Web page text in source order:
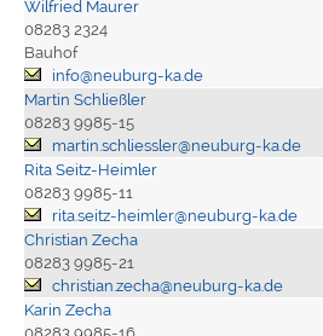
Wilfried Maurer
08283 2324
Bauhof
info@neuburg-ka.de
Martin Schließler
08283 9985-15
martin.schliessler@neuburg-ka.de
Rita Seitz-Heimler
08283 9985-11
rita.seitz-heimler@neuburg-ka.de
Christian Zecha
08283 9985-21
christian.zecha@neuburg-ka.de
Karin Zecha